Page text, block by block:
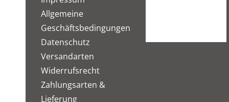
Allgemeine
Geschäftsbedingungen
Datenschutz
Versandarten
Widerrufsrecht
Zahlungsarten &
Lieferung